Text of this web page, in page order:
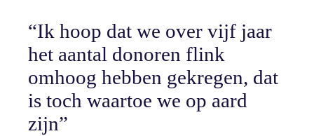
“Ik hoop dat we over vijf jaar
het aantal donoren flink
omhoog hebben gekregen, dat
is toch waartoe we op aard
zijn”